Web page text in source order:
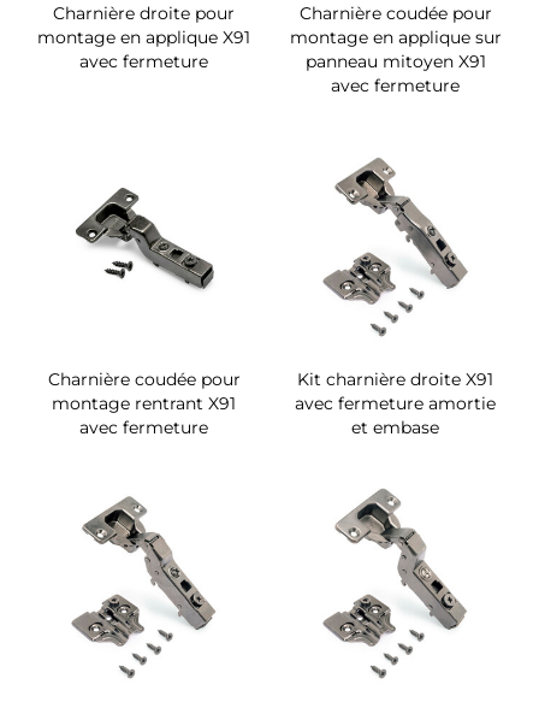
Charnière droite pour
montage en applique X91
avec fermeture
Charnière coudée pour
montage en applique sur
panneau mitoyen X91
avec fermeture
Charnière coudée pour
montage rentrant X91
avec fermeture
Kit charnière droite X91
avec fermeture amortie
et embase